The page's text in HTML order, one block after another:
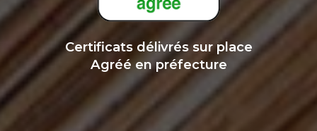
Certificats délivrés sur place
Agréé en préfecture